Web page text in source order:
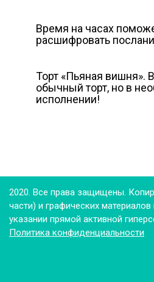
Время на часах
расшифровать
Торт «Пьяная вишня».
обычный торт, но в
исполнении!
2020. Все права защищены.
части) и графических
указании прямой активной
Политика конфиденциальности